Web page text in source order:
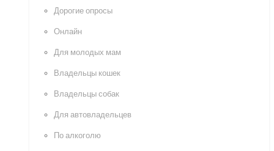
Дорогие опросы
Онлайн
Для молодых мам
Владельцы кошек
Владельцы собак
Для автовладельцев
По алкоголю